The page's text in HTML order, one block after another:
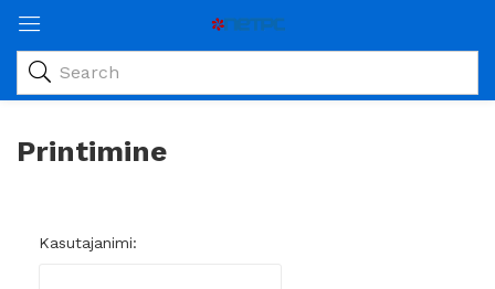
Printimine
Kasutajanimi: